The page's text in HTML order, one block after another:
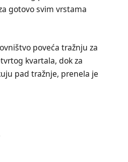
gotovo svim vrstama
poveća tražnju za
kvartala, dok za
pad tražnje, prenela je